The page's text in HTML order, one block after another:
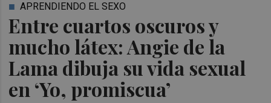
Entre cuartos oscuros y
mucho látex: Angie de la
Lama dibuja su vida sexual
en ‘Yo, promiscua’
APRENDIENDO EL SEXO